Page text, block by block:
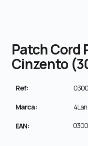
Patch Cord
Cinzento
Ref:
Marca: 4Lan
EAN: